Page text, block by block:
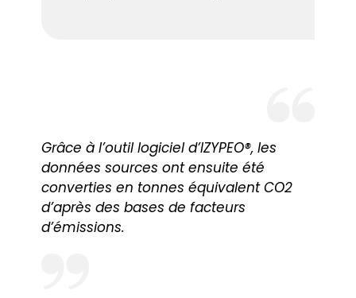
Grâce à l’outil logiciel d’IZYPEO®, les
données sources ont ensuite été
converties en tonnes équivalent CO2
d’après des bases de facteurs
d’émissions.